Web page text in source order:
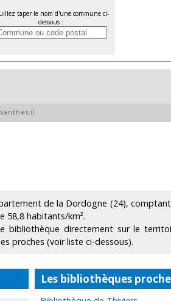
taper le nom d'une commune ci-
dessous :
de la Dordogne (24),
58,8 habitants/km².
bibliothèque directement sur le
proches (voir liste ci-dessous).
Les bibliothèques